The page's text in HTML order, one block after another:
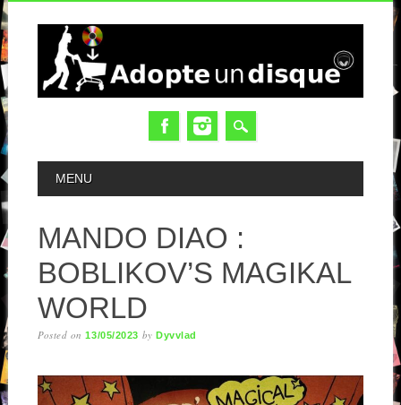
MAIN MENU
MENU
MANDO DIAO :
BOBLIKOV’S MAGIKAL
WORLD
Posted on13/05/2023 byDyvvlad